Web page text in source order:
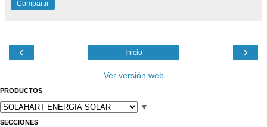
Compartir
‹ ›
Inicio
Ver versión web
PRODUCTOS
▼
SECCIONES